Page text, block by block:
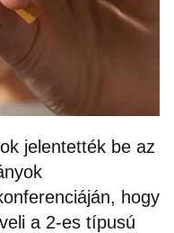
jelentették be az
hogy
a 2-es típusú